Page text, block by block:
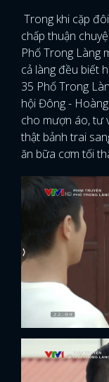
Trong khi cặp
chấp thuận
Phố Trong Làng
cả làng đều biết
35 Phố Trong
hội Đông -
cho mượn áo, tư
thật bảnh trai
ăn bữa cơm tối